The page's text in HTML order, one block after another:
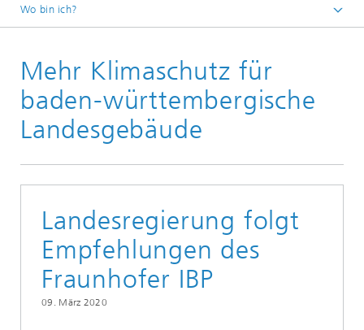
Wo bin ich?
Mehr Klimaschutz für
baden-württembergische
Landesgebäude
Landesregierung folgt
Empfehlungen des
Fraunhofer IBP
09. März 2020